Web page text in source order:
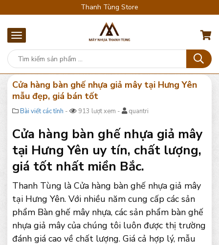
Thanh Tùng Store
Cửa hàng bàn ghế nhựa giả mây tại Hưng Yên
mẫu đẹp, giá bán tốt
Bài viết các tỉnh - 913 lượt xem - quantri
Cửa hàng bàn ghế nhựa giả mây
tại Hưng Yên uy tín, chất lượng,
giá tốt nhất miền Bắc.
Thanh Tùng là Cửa hàng bàn ghế nhựa giả mây
tại Hưng Yên. Với nhiều năm cung cấp các sản
phẩm Bàn ghế mây nhựa, các sản phẩm bàn ghế
nhựa giả mây của chúng tôi luôn được thị trường
đánh giá cao về chất lượng. Giá cả hợp lý, mẫu